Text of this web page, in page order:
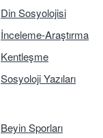
Din Sosyolojisi
İnceleme-Araştırma
Kentleşme
Sosyoloji Yazıları
Beyin Sporları